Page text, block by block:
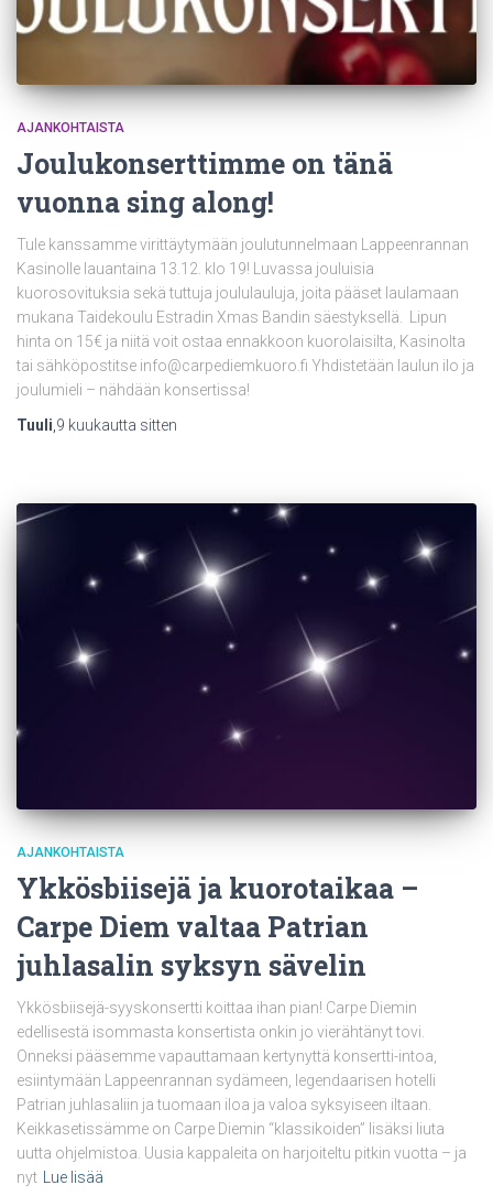
AJANKOHTAISTA
Joulukonserttimme on tänä
vuonna sing along!
Tule kanssamme virittäytymään joulutunnelmaan Lappeenrannan
Kasinolle lauantaina 13.12. klo 19! Luvassa jouluisia
kuorosovituksia sekä tuttuja joululauluja, joita pääset laulamaan
mukana Taidekoulu Estradin Xmas Bandin säestyksellä. Lipun
hinta on 15€ ja niitä voit ostaa ennakkoon kuorolaisilta, Kasinolta
tai sähköpostitse info@carpediemkuoro.fi Yhdistetään laulun ilo ja
joulumieli – nähdään konsertissa!
Tuuli 9 kuukautta sitten
AJANKOHTAISTA
Ykkösbiisejä ja kuorotaikaa –
Carpe Diem valtaa Patrian
juhlasalin syksyn sävelin
Ykkösbiisejä-syyskonsertti koittaa ihan pian! Carpe Diemin
edellisestä isommasta konsertista onkin jo vierähtänyt tovi.
Onneksi pääsemme vapauttamaan kertynyttä konsertti-intoa,
esiintymään Lappeenrannan sydämeen, legendaarisen hotelli
Patrian juhlasaliin ja tuomaan iloa ja valoa syksyiseen iltaan.
Keikkasetissämme on Carpe Diemin “klassikoiden” lisäksi liuta
uutta ohjelmistoa. Uusia kappaleita on harjoiteltu pitkin vuotta – ja
nyt Lue lisää